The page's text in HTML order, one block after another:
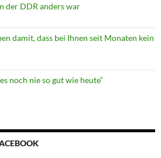
der DDR anders war
damit, dass bei Ihnen seit Monaten kein
noch nie so gut wie heute“